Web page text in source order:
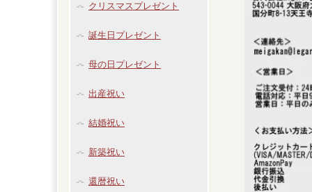
クリスマスプレゼント
誕生日プレゼント
母の日プレゼント
出産祝い
結婚祝い
新築祝い
還暦祝い